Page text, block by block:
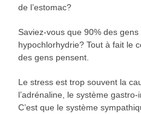
de l’estomac?
Saviez-vous que 90% des
hypochlorhydrie? Tout à fait le
des gens pensent.
Le stress est trop souvent la
l’adrénaline, le système
C’est que le système